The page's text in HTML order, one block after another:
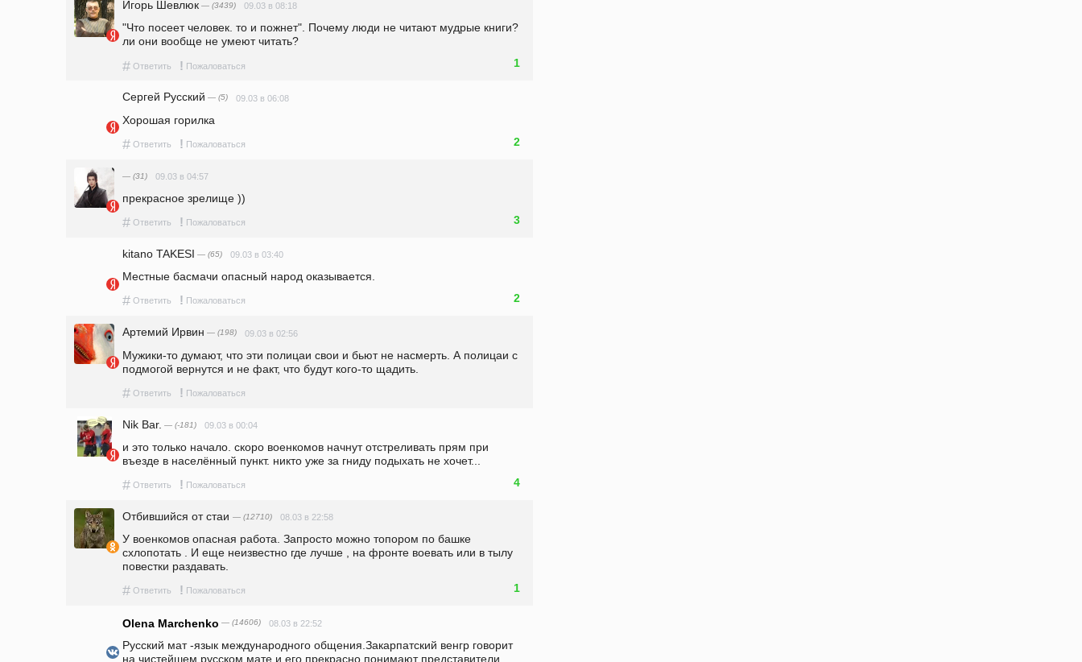
Игорь Шевлюк — (3439) 09.03 в 08:18
"Что посеет человек. то и пожнет". Почему люди не читают мудрые книги?
ли они вообще не умеют читать?
# Ответить ! Пожаловаться 1
Сергей Русский — (5) 09.03 в 06:08
Хорошая горилка
# Ответить ! Пожаловаться 2
— (31) 09.03 в 04:57
прекрасное зрелище ))
# Ответить ! Пожаловаться 3
kitano TAKESI — (65) 09.03 в 03:40
Местные басмачи опасный народ оказывается.
# Ответить ! Пожаловаться 2
Артемий Ирвин — (198) 09.03 в 02:56
Мужики-то думают, что эти полицаи свои и бьют не насмерть. А полицаи с
подмогой вернутся и не факт, что будут кого-то щадить.
# Ответить ! Пожаловаться
Nik Bar. — (-181) 09.03 в 00:04
и это только начало. скоро военкомов начнут отстреливать прям при
въезде в населённый пункт. никто уже за гниду подыхать не хочет...
# Ответить ! Пожаловаться 4
Отбившийся от стаи — (12710) 08.03 в 22:58
У военкомов опасная работа. Запросто можно топором по башке
схлопотать . И еще неизвестно где лучше , на фронте воевать или в тылу
повестки раздавать.
# Ответить ! Пожаловаться 1
Olena Marchenko — (14606) 08.03 в 22:52
Русский мат -язык международного общения.Закарпатский венгр говорит
на чистейшем русском мате и его прекрасно понимают представители